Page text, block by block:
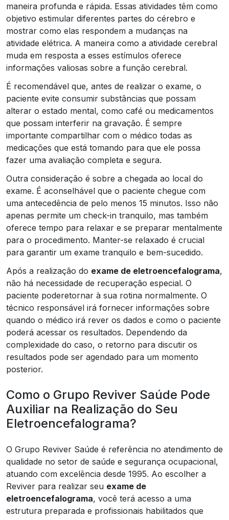
maneira profunda e rápida. Essas atividades têm como
objetivo estimular diferentes partes do cérebro e
mostrar como elas respondem a mudanças na
atividade elétrica. A maneira como a atividade cerebral
muda em resposta a esses estímulos oferece
informações valiosas sobre a função cerebral.
É recomendável que, antes de realizar o exame, o
paciente evite consumir substâncias que possam
alterar o estado mental, como café ou medicamentos
que possam interferir na gravação. É sempre
importante compartilhar com o médico todas as
medicações que está tomando para que ele possa
fazer uma avaliação completa e segura.
Outra consideração é sobre a chegada ao local do
exame. É aconselhável que o paciente chegue com
uma antecedência de pelo menos 15 minutos. Isso não
apenas permite um check-in tranquilo, mas também
oferece tempo para relaxar e se preparar mentalmente
para o procedimento. Manter-se relaxado é crucial
para garantir um exame tranquilo e bem-sucedido.
Após a realização do exame de eletroencefalograma,
não há necessidade de recuperação especial. O
paciente poderetornar à sua rotina normalmente. O
técnico responsável irá fornecer informações sobre
quando o médico irá rever os dados e como o paciente
poderá acessar os resultados. Dependendo da
complexidade do caso, o retorno para discutir os
resultados pode ser agendado para um momento
posterior.
Como o Grupo Reviver Saúde Pode
Auxiliar na Realização do Seu
Eletroencefalograma?
O Grupo Reviver Saúde é referência no atendimento de
qualidade no setor de saúde e segurança ocupacional,
atuando com excelência desde 1995. Ao escolher a
Reviver para realizar seu exame de
eletroencefalograma, você terá acesso a uma
estrutura preparada e profissionais habilitados que